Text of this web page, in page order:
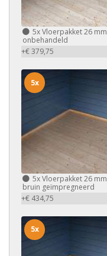
5xVloerpakket 26 mm
onbehandeld
+€ 379,75
5xVloerpakket 26 mm
bruin geïmpregneerd
+€ 434,75
5x
5x